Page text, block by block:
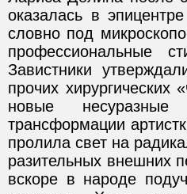
оказалась в
словно под
профессиональные
Завистники
прочих хирургических
новые
трансформации
пролила свет на
разительных внешних
вскоре в народе